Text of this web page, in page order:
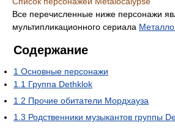
Все перечисленные ниже персонажи
мультипликационного сериала
Содержание
1 Основные персонажи
1.1 Группа Dethklok
1.2 Прочие обитатели Мордхауза
1.3 Родственники музыкантов группы